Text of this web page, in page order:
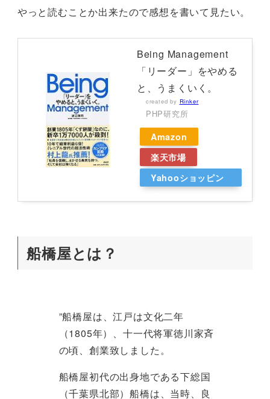
やっと読むことか出来たので感想を書いて見たい。
Being Management
「リーダー」をやめる
と、うまくいく。
created by Rinker
PHP研究所
Amazon
楽天市場
Yahooショッピン
船橋屋とは？
”船橋屋は、江戸は文化二年
（1805年）、十一代将軍徳川家斉
の頃、創業致しました。
船橋屋初代の出身地である下総国
（千葉県北部）船橋は、当時、良